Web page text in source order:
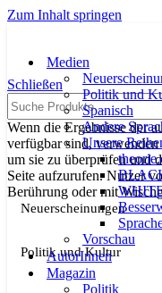
Zum Inhalt springen
Medien
Politik und
Spanisch
Andere
Unsere
Vorschau
AutorInnen
Magazin
Politik
Schließen
Suche
Wenn die Ergebnisse der
verfügbar sind,
um sie zu überprüfen und
Seite aufzurufen. Nutzer
Berührung oder mit
Neuerscheinungen
Politik und Kultur